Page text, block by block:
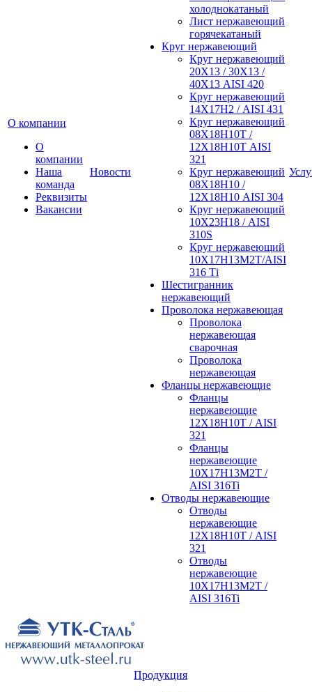
О компании
О
компании
Наша
команда
Реквизиты
Вакансии
Новости
холоднокатаный
Лист нержавеющий
горячекатаный
Круг нержавеющий
Круг нержавеющий
20Х13 / 30Х13 /
40Х13 AISI 420
Круг нержавеющий
14Х17Н2 / AISI 431
Круг нержавеющий
08Х18Н10Т /
12Х18Н10Т AISI
321
Круг нержавеющий
08Х18Н10 /
12Х18Н10 AISI 304
Круг нержавеющий
10Х23Н18 / AISI
310S
Круг нержавеющий
10Х17Н13М2Т/AISI
316 Тi
Шестигранник
нержавеющий
Проволока нержавеющая
Проволока
нержавеющая
сварочная
Проволока
нержавеющая
Фланцы нержавеющие
Фланцы
нержавеющие
12Х18Н10Т / AISI
321
Фланцы
нержавеющие
10Х17Н13М2Т /
AISI 316Ti
Отводы нержавеющие
Отводы
нержавеющие
12Х18Н10Т / AISI
321
Отводы
нержавеющие
10Х17Н13М2Т /
AISI 316Ti
Продукция